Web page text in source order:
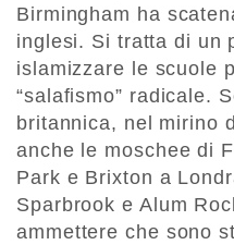
Birmingham ha
inglesi. Si tratta di un
islamizzare le scuole
“salafismo” radicale.
britannica, nel mirino
anche le moschee di
Park e Brixton a
Sparbrook e Alum
ammettere che sono